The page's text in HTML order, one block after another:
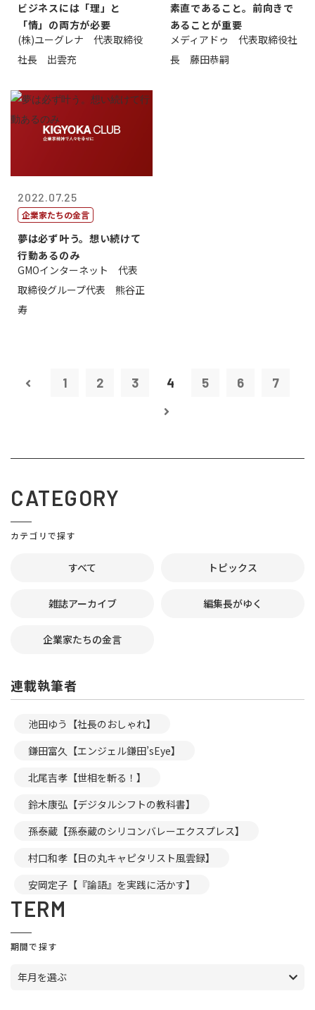
ビジネスには「理」と
「情」の両方が必要
(株)ユーグレナ 代表取締役
社長 出雲充
素直であること。前向きで
あることが重要
メディアドゥ 代表取締役社
長 藤田恭嗣
2022.07.25
企業家たちの金言
夢は必ず叶う。想い続けて
行動あるのみ
GMOインターネット 代表
取締役グループ代表 熊谷正
寿
1 2 3 4 5 6 7
CATEGORY
カテゴリで探す
すべて トピックス
雑誌アーカイブ 編集長がゆく
企業家たちの金言
連載執筆者
池田ゆう【社長のおしゃれ】
鎌田富久【エンジェル鎌田’sEye】
北尾吉孝【世相を斬る！】
鈴木康弘【デジタルシフトの教科書】
孫泰蔵【孫泰蔵のシリコンバレーエクスプレス】
村口和孝【日の丸キャピタリスト風雲録】
安岡定子【『論語』を実践に活かす】
TERM
期間で探す
年月を選ぶ